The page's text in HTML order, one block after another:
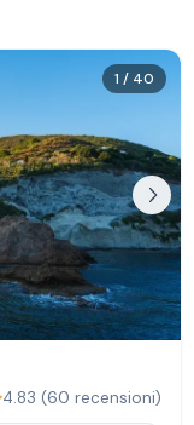
1 / 40
4.83 (60 recensioni)